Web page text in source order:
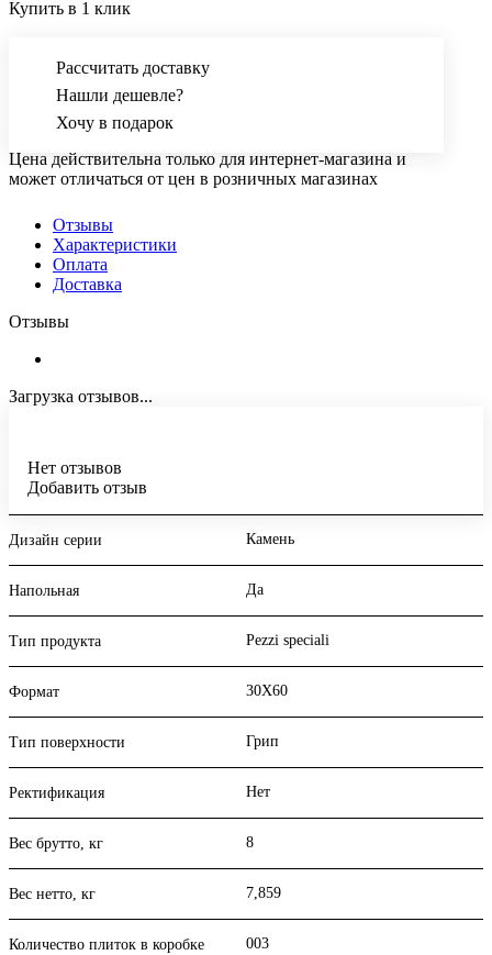
Купить в 1 клик
Рассчитать доставку
Нашли дешевле?
Хочу в подарок
Цена действительна только для интернет-магазина и
может отличаться от цен в розничных магазинах
Отзывы
Характеристики
Оплата
Доставка
Отзывы
Загрузка отзывов...
Нет отзывов
Добавить отзыв
Дизайн серии Камень
Напольная Да
Тип продукта Pezzi speciali
Формат 30X60
Тип поверхности Грип
Ректификация Нет
Вес брутто, кг 8
Вес нетто, кг 7,859
Количество плиток в коробке 003